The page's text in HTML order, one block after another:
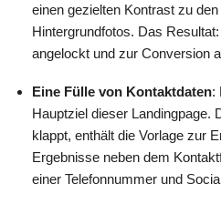
einen gezielten Kontrast zu
Hintergrundfotos. Das
angelockt und zur Conversion
Eine Fülle von Kontaktdaten:
Hauptziel dieser Landingpage.
klappt, enthält die Vorlage zur
Ergebnisse neben dem
einer Telefonnummer und